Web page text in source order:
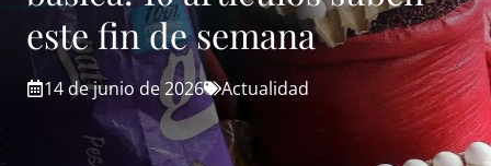
este fin de semana
14 de junio de 2026 Actualidad